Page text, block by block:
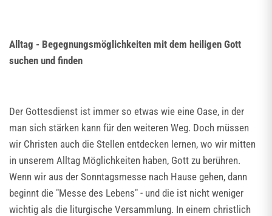
Alltag - Begegnungsmöglichkeiten mit dem heiligen Gott
suchen und finden
Der Gottesdienst ist immer so etwas wie eine Oase, in der
man sich stärken kann für den weiteren Weg. Doch müssen
wir Christen auch die Stellen entdecken lernen, wo wir mitten
in unserem Alltag Möglichkeiten haben, Gott zu berühren.
Wenn wir aus der Sonntagsmesse nach Hause gehen, dann
beginnt die "Messe des Lebens" - und die ist nicht weniger
wichtig als die liturgische Versammlung. In einem christlich